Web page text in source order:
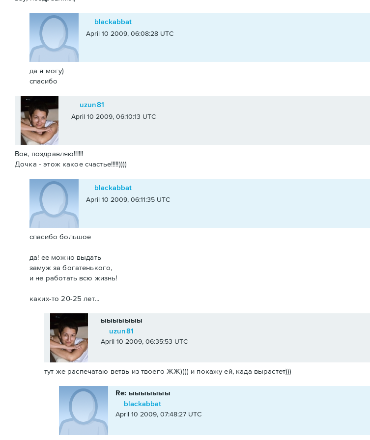
blackabbat
April 10 2009, 06:08:28 UTC
да я могу)
спасибо
uzun81
April 10 2009, 06:10:13 UTC
Вов, поздравляю!!!!!!
Дочка - этож какое счастье!!!!!))))
blackabbat
April 10 2009, 06:11:35 UTC
спасибо большое
да! ее можно выдать
замуж за богатенького,
и не работать всю жизнь!
каких-то 20-25 лет...
ыыыыыыы
uzun81
April 10 2009, 06:35:53 UTC
тут же распечатаю ветвь из твоего ЖЖ)))) и покажу ей, када вырастет)))
Re: ыыыыыыы
blackabbat
April 10 2009, 07:48:27 UTC